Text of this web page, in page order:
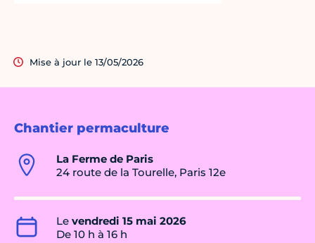
Chantier permaculture
La Ferme de Paris
24 route de la Tourelle, Paris 12e
Le vendredi 15 mai 2026
De 10 h à 16 h
Mise à jour le 13/05/2026